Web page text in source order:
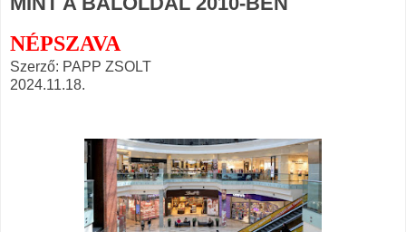
NÉPSZAVA
Szerző: PAPP ZSOLT
2024.11.18.